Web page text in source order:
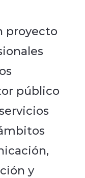
proyecto
público
y